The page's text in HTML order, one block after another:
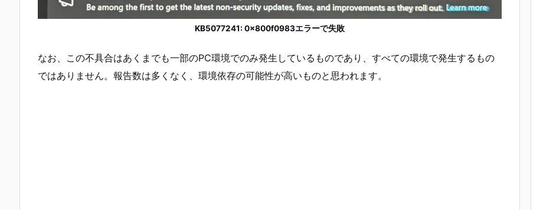
KB5077241: 0x800f0983エラーで失敗
なお、この不具合はあくまでも一部のPC環境でのみ発生しているものであり、すべての環境で発生するもの
ではありません。報告数は多くなく、環境依存の可能性が高いものと思われます。